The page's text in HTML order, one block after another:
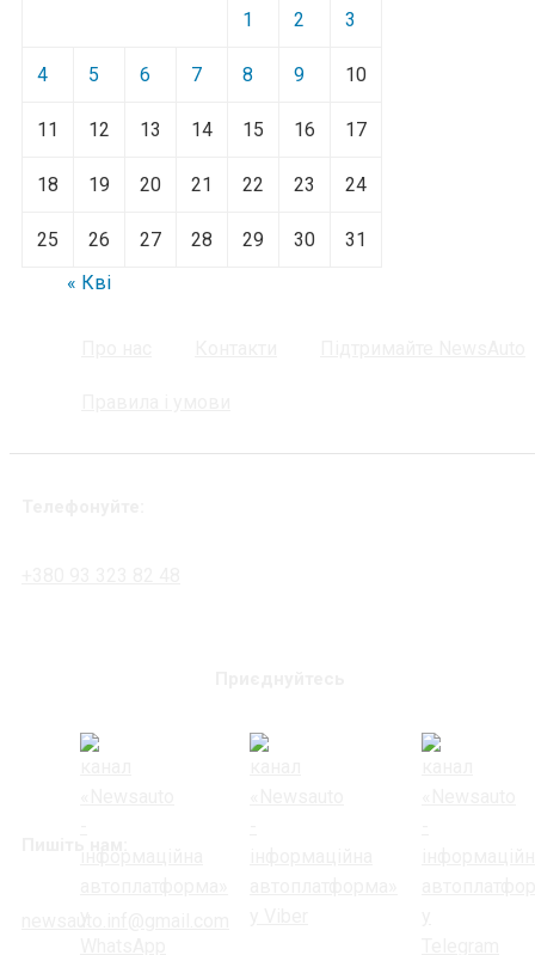
1 2 3
4 5 6 7 8 9 10
11 12 13 14 15 16 17
18 19 20 21 22 23 24
25 26 27 28 29 30
31
« Кві